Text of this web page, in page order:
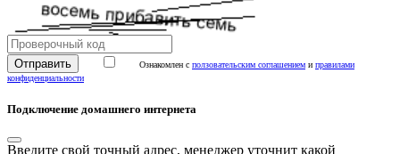
Ознакомлен с ползовательским соглашением и правилами
конфиденциальности
Подключение домашнего интернета
Введите свой точный адрес, менеджер уточнит какой